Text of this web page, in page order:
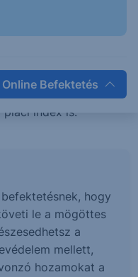
Online Befektetés
kötött. Ez a
kötvény, árucikk,
index is.
hogy
le a mögöttes
a
mellett,
hozamokat a